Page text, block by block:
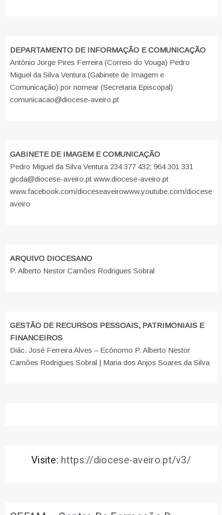
DEPARTAMENTO DE INFORMAÇÃO E COMUNICAÇÃO
António Jorge Pires Ferreira (Correio do Vouga) Pedro
Miguel da Silva Ventura (Gabinete de Imagem e
Comunicação) por nomear (Secretaria Episcopal)
comunicacao@diocese-aveiro.pt
GABINETE DE IMAGEM E COMUNICAÇÃO
Pedro Miguel da Silva Ventura 234 377 432; 964 301 331
gicda@diocese-aveiro.pt www.diocese-aveiro.pt
www.facebook.com/dioceseaveirowww.youtube.com/diocese
aveiro
ARQUIVO DIOCESANO
P. Alberto Nestor Camões Rodrigues Sobral
GESTÃO DE RECURSOS PESSOAIS, PATRIMONIAIS E
FINANCEIROS
Diác. José Ferreira Alves – Ecónomo P. Alberto Nestor
Camões Rodrigues Sobral | Maria dos Anjos Soares da Silva
Visite: https://diocese-aveiro.pt/v3/